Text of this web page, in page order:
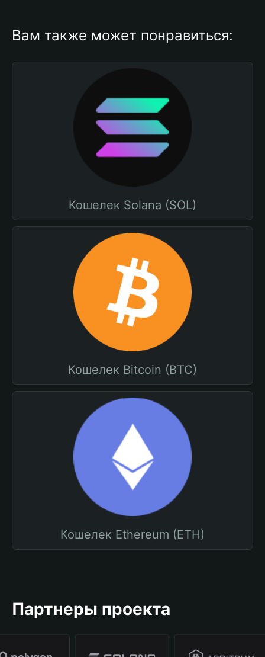
Вам также может понравиться:
Кошелек Solana (SOL)
Кошелек Bitcoin (BTC)
Кошелек Ethereum (ETH)
Партнеры проекта